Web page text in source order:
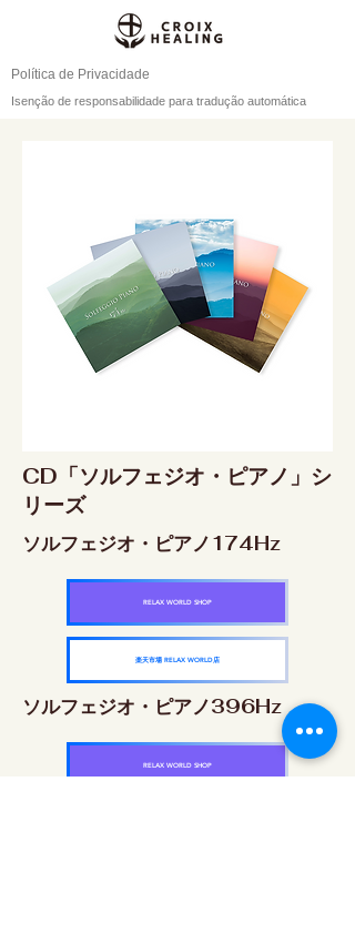
Política de Privacidade
Isenção de responsabilidade para tradução automática
CD「ソルフェジオ・ピアノ」シ
リーズ
ソルフェジオ・ピアノ174Hz
RELAX WORLD SHOP
楽天市場 RELAX WORLD店
ソルフェジオ・ピアノ396Hz
RELAX WORLD SHOP